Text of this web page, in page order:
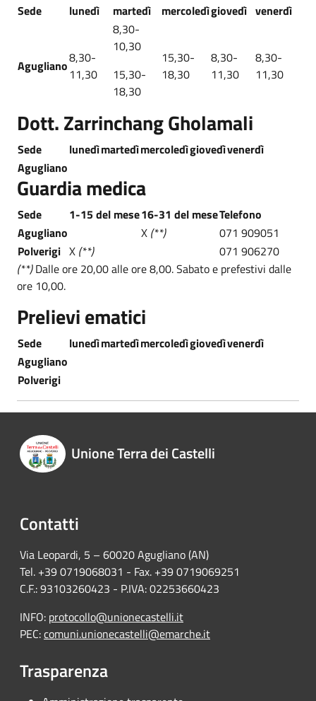
Sede lunedì martedì mercoledìgiovedì venerdì
Agugliano8,30-
11,30
8,30-
10,30
15,30-
18,30
15,30-
18,30
8,30-
11,30
8,30-
11,30
Dott. Zarrinchang Gholamali
Sede lunedìmartedìmercoledìgiovedìvenerdì
Agugliano
Guardia medica
Sede 1-15 del mese16-31 del meseTelefono
Agugliano
X (**)
071 909051
Polverigi X (**)
071 906270
(**)Dalle ore 20,00 alle ore 8,00. Sabato e prefestivi dalle
ore 10,00.
Prelievi ematici
Sede lunedìmartedìmercoledìgiovedìvenerdì
Agugliano
Polverigi
Unione Terra dei Castelli
Contatti
Via Leopardi, 5 – 60020 Agugliano (AN)
Tel. +39 0719068031 - Fax. +39 0719069251
C.F.: 93103260423 - P.IVA: 02253660423
INFO: protocollo@unionecastelli.it
PEC:comuni.unionecastelli@emarche.it
Trasparenza